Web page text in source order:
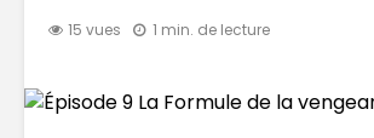
15 vues 1 min. de lecture